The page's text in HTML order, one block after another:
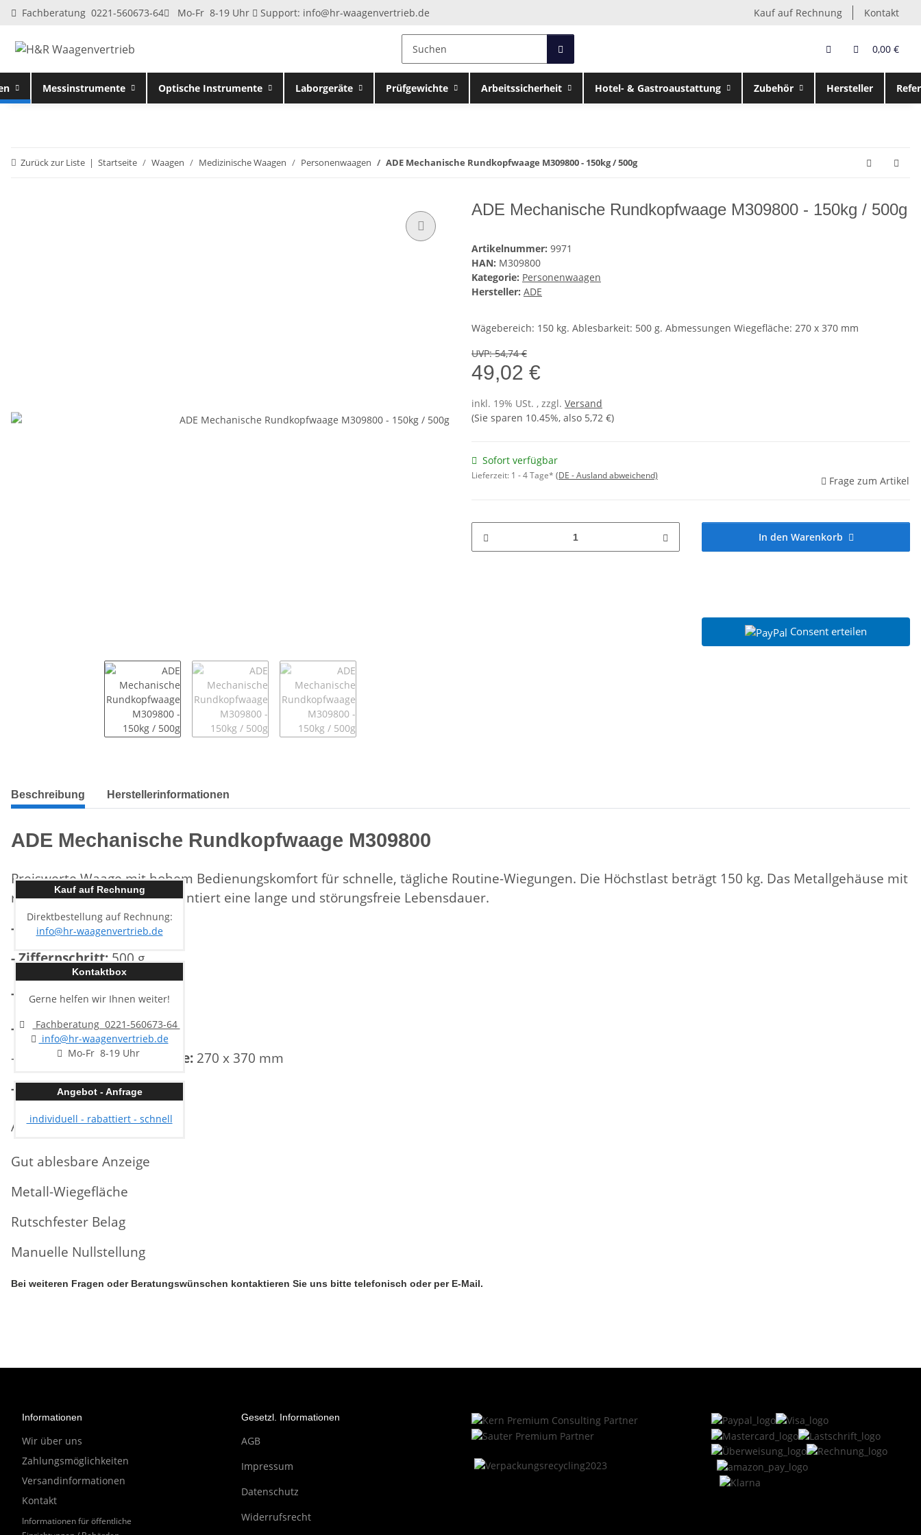
Kauf auf Rechnung Kontakt
Fachberatung 0221-560673-64 Mo-Fr 8-19 Uhr Support: info@hr-waagenvertrieb.de
0,00 €
Messinstrumente Optische Instrumente Laborgeräte Prüfgewichte Arbeitssicherheit Hotel- & Gastroaustattung Zubehör Hersteller
Kontaktbox
Gerne helfen wir Ihnen weiter!
Fachberatung 0221-560673-64
info@hr-waagenvertrieb.de
Mo-Fr 8-19 Uhr
Kauf auf Rechnung
Direktbestellung auf Rechnung:
info@hr-waagenvertrieb.de
Angebot - Anfrage
individuell - rabattiert - schnell
Zurück zur Liste Startseite Waagen Medizinische Waagen Personenwaagen ADE Mechanische Rundkopfwaage M309800 - 150kg / 500g
ADE Mechanische Rundkopfwaage M309800 - 150kg / 500g
Artikelnummer: 9971
HAN: M309800
Kategorie: Personenwaagen
Hersteller: ADE
Wägebereich: 150 kg. Ablesbarkeit: 500 g. Abmessungen Wiegefläche: 270 x 370 mm
UVP:54,74 €
49,02 €
inkl. 19% USt. , zzgl. Versand
(Sie sparen 10.45%, also 5,72 €)
Sofort verfügbar
Lieferzeit: 1 - 4 Tage* (DE - Ausland abweichend) Frage zum Artikel
In den Warenkorb
Consent erteilen
Beschreibung Herstellerinformationen
ADE Mechanische Rundkopfwaage M309800
Preiswerte Waage mit hohem Bedienungskomfort für schnelle, tägliche Routine-Wiegungen. Die Höchstlast beträgt 150 kg. Das Metallgehäuse mit
rutschfester Vinylmatte garantiert eine lange und störungsfreie Lebensdauer.
- Höchstlast:150 kg
- Ziffernschritt: 500 g
- Einheiten:kg.
- Maße:320 x 435 x 70 mm
-
Abmessungen Wiegefläche: 270 x 370 mm
- Eigengewicht:2,8 kg
Außerdem:
Gut ablesbare Anzeige
Metall-Wiegefläche
Rutschfester Belag
Manuelle Nullstellung
Bei weiteren Fragen oder Beratungswünschen kontaktieren Sie uns bitte telefonisch oder per E-Mail.
Informationen
Wir über uns
Zahlungsmöglichkeiten
Versandinformationen
Kontakt
Informationen für öffentliche
Gesetzl. Informationen
AGB
Impressum
Datenschutz
Widerrufsrecht